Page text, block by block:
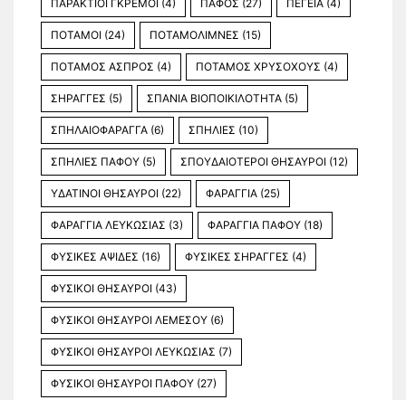
ΠΑΡΑΚΤΙΟΙ ΓΚΡΕΜΟΙ (4) ΠΑΦΟΣ (27) ΠΕΓΕΙΑ (4)
ΠΟΤΑΜΟΙ (24) ΠΟΤΑΜΟΛΙΜΝΕΣ (15)
ΠΟΤΑΜΟΣ ΑΣΠΡΟΣ (4) ΠΟΤΑΜΟΣ ΧΡΥΣΟΧΟΥΣ (4)
ΣΗΡΑΓΓΕΣ (5) ΣΠΑΝΙΑ ΒΙΟΠΟΙΚΙΛΟΤΗΤΑ (5)
ΣΠΗΛΑΙΟΦΑΡΑΓΓΑ (6) ΣΠΗΛΙΕΣ (10)
ΣΠΗΛΙΕΣ ΠΑΦΟΥ (5) ΣΠΟΥΔΑΙΟΤΕΡΟΙ ΘΗΣΑΥΡΟΙ (12)
ΥΔΑΤΙΝΟΙ ΘΗΣΑΥΡΟΙ (22) ΦΑΡΑΓΓΙΑ (25)
ΦΑΡΑΓΓΙΑ ΛΕΥΚΩΣΙΑΣ (3) ΦΑΡΑΓΓΙΑ ΠΑΦΟΥ (18)
ΦΥΣΙΚΕΣ ΑΨΙΔΕΣ (16) ΦΥΣΙΚΕΣ ΣΗΡΑΓΓΕΣ (4)
ΦΥΣΙΚΟΙ ΘΗΣΑΥΡΟΙ (43)
ΦΥΣΙΚΟΙ ΘΗΣΑΥΡΟΙ ΛΕΜΕΣΟΥ (6)
ΦΥΣΙΚΟΙ ΘΗΣΑΥΡΟΙ ΛΕΥΚΩΣΙΑΣ (7)
ΦΥΣΙΚΟΙ ΘΗΣΑΥΡΟΙ ΠΑΦΟΥ (27)